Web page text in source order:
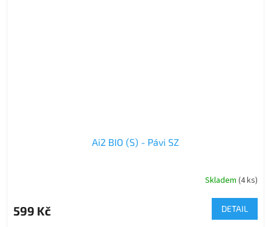
Ai2 BIO (S) - Pávi SZ
Skladem (4 ks)
599 Kč DETAIL